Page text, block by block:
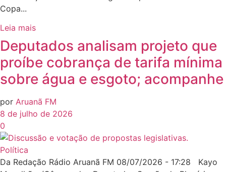
Copa...
Leia mais
Deputados analisam projeto que
proíbe cobrança de tarifa mínima
sobre água e esgoto; acompanhe
por Aruanã FM
8 de julho de 2026
0
Política
Da Redação Rádio Aruanã FM 08/07/2026 - 17:28 Kayo